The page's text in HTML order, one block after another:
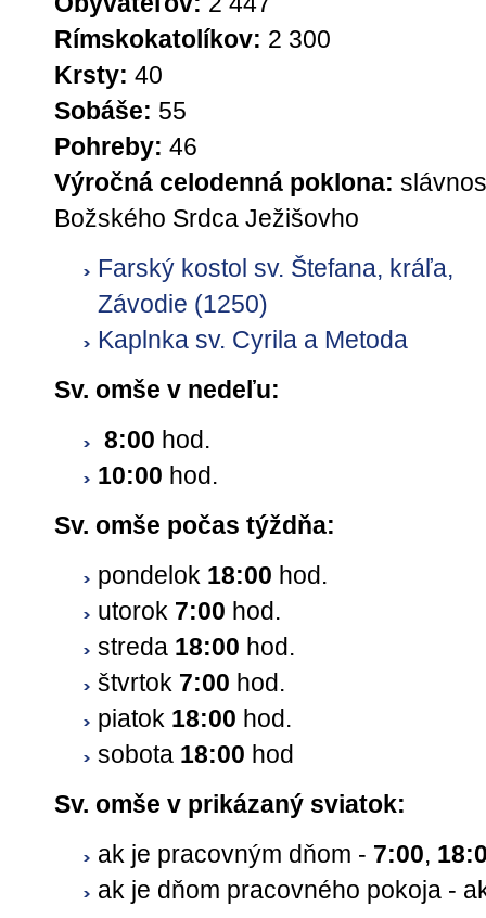
Rímskokatolíkov: 2 300
Krsty: 40
Sobáše: 55
Pohreby: 46
Výročná celodenná poklona:
Božského Srdca Ježišovho
Farský kostol sv. Štefana, kráľa,
Závodie (1250)
Kaplnka sv. Cyrila a Metoda
Sv. omše v nedeľu:
8:00 hod.
10:00 hod.
Sv. omše počas týždňa:
pondelok 18:00 hod.
utorok 7:00 hod.
streda 18:00 hod.
štvrtok 7:00 hod.
piatok 18:00 hod.
sobota 18:00 hod
Sv. omše v prikázaný sviatok:
ak je pracovným dňom - 7:00,
ak je dňom pracovného pokoja -